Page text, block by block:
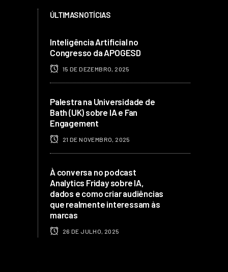
ÚLTIMAS NOTÍCIAS
Inteligência Artificial no
Congresso da APOGESD
15 DE DEZEMBRO, 2025
Palestra na Universidade de
Bath (UK) sobre IA e Fan
Engagement
21 DE NOVEMBRO, 2025
À conversa no podcast
Analytics Friday sobre IA,
dados e como criar audiências
que realmente interessam às
marcas
26 DE JULHO, 2025